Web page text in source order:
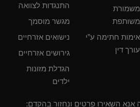
משמורת
משותפת
אימות חתימה ע”י
עורך דין
התנגדות לצוואה
מגשר מוסמך
נישואים אזרחיים
גירושים אזרחיים
הגדלת מזונות
ילדים
אנא השאירו פרטים ונחזור בהקדם: